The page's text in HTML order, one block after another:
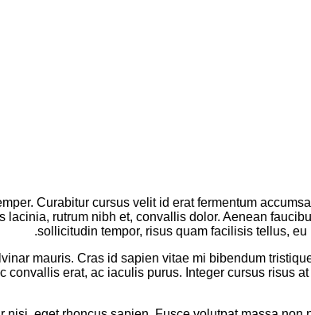
Curabitur cursus velit id erat fermentum
lacinia, rutrum nibh et, convallis dolor. Aenean
sollicitudin tempor, risus quam facilisis tellus,
mauris. Cras id sapien vitae mi bibendum
erat, ac iaculis purus. Integer cursus risus